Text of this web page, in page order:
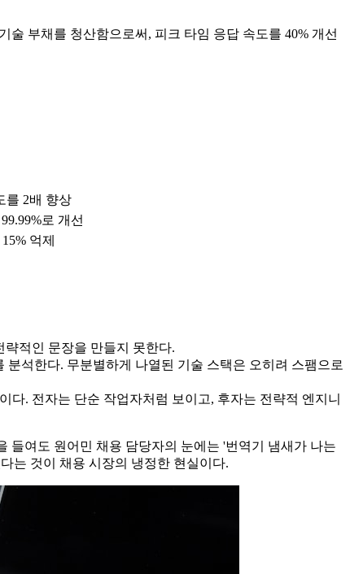
부채를 청산함으로써, 피크 타임 응답 속도를 40% 개선
를 2배 향상
로 개선
억제
적인 문장을 만들지 못한다.
분석한다. 무분별하게 나열된 기술 스택은 오히려 스팸으로
이다. 전자는 단순 작업자처럼 보이고, 후자는 전략적 엔지니
들여도 원어민 채용 담당자의 눈에는 '번역기 냄새가 나는
는 것이 채용 시장의 냉정한 현실이다.